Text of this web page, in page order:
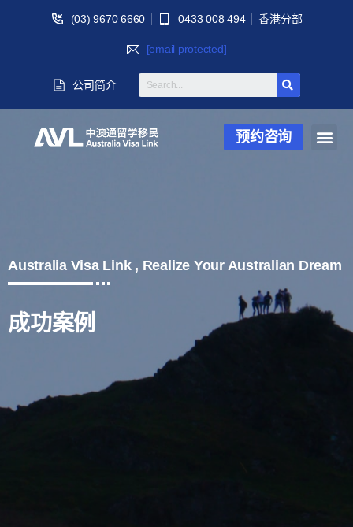
(03) 9670 6660 0433 008 494 香港分部
[email protected]
公司简介
预约咨询
Australia Visa Link , Realize Your Australian Dream
成功案例